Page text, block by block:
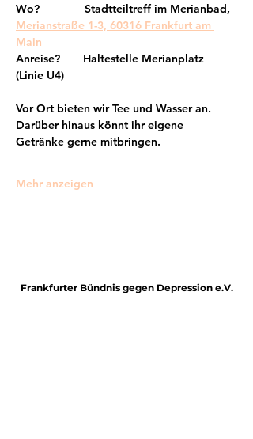
Wo?         Stadtteiltreff im Merianbad,
Merianstraße 1-3, 60316 Frankfurt am
Main
Anreise?     Haltestelle Merianplatz
(Linie U4)
Vor Ort bieten wir Tee und Wasser an.
Darüber hinaus könnt ihr eigene
Getränke gerne mitbringen.
Mehr anzeigen
Frankfurter Bündnis gegen Depression e.V.